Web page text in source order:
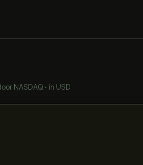
NASDAQ • in USD